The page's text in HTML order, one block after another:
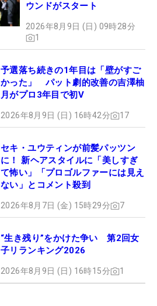
ウンドがスタート
2026年8月9日 (日) 09時28分
1
予選落ち続きの1年目は「壁がすご
かった」 パット劇的改善の吉澤柚
月がプロ3年目で初V
2026年8月9日 (日) 16時42分 17
セキ・ユウティンが前髪パッツン
に！ 新ヘアスタイルに「美しすぎ
て怖い」「プロゴルファーには見え
ない」とコメント殺到
2026年8月7日 (金) 15時29分 7
“生き残り”をかけた争い 第2回女
子リランキング2026
2026年8月9日 (日) 16時15分 1